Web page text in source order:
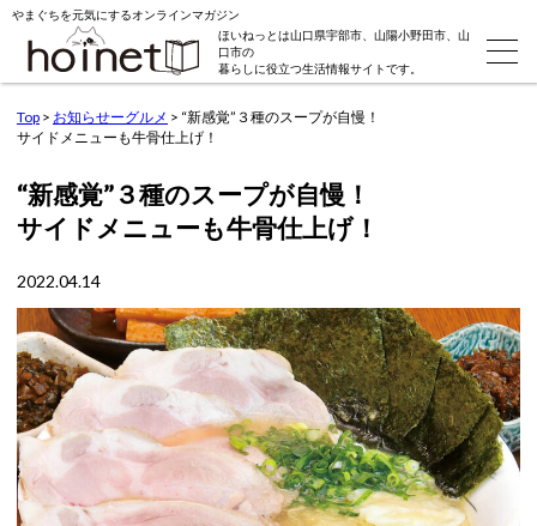
やまぐちを元気にするオンラインマガジン
ほいねっとは山口県宇部市、山陽小野田市、山
口市の
暮らしに役立つ生活情報サイトです。
Top > お知らせーグルメ > “新感覚”３種のスープが自慢！
サイドメニューも牛骨仕上げ！
“新感覚”３種のスープが自慢！
サイドメニューも牛骨仕上げ！
2022.04.14